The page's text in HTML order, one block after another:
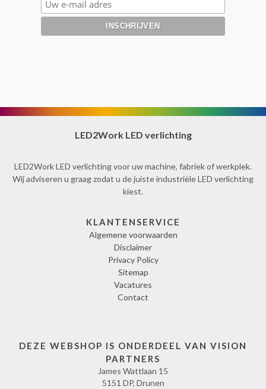
LED2Work LED verlichting
LED2Work LED verlichting voor uw machine, fabriek of werkplek.
Wij adviseren u graag zodat u de juiste industriële LED verlichting
kiest.
KLANTENSERVICE
Algemene voorwaarden
Disclaimer
Privacy Policy
Sitemap
Vacatures
Contact
DEZE WEBSHOP IS ONDERDEEL VAN VISION
PARTNERS
James Wattlaan 15
5151 DP, Drunen